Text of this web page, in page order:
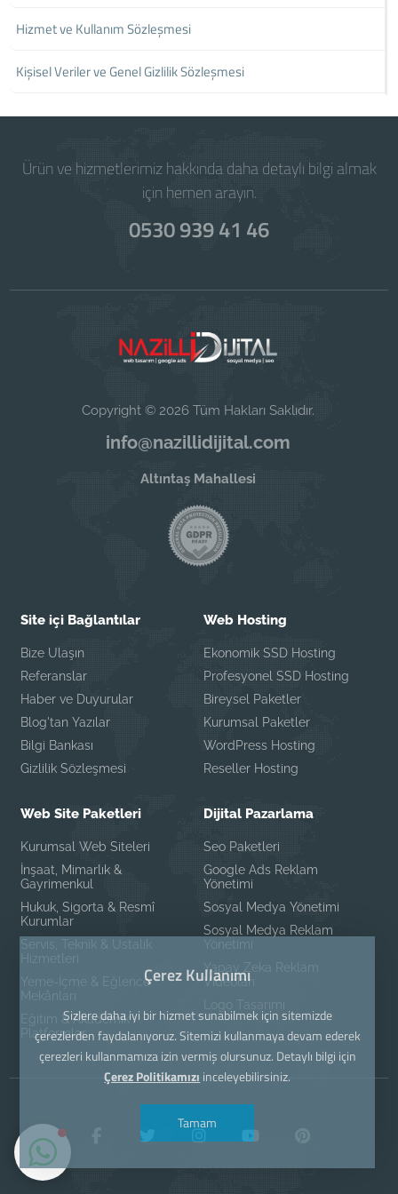
Hizmet ve Kullanım Sözleşmesi
Kişisel Veriler ve Genel Gizlilik Sözleşmesi
Ürün ve hizmetlerimiz hakkında daha detaylı bilgi almak
için hemen arayın.
0530 939 41 46
Copyright © 2026 Tüm Hakları Saklıdır.
info@nazillidijital.com
Altıntaş Mahallesi
Site içi Bağlantılar
Bize Ulaşın
Referanslar
Haber ve Duyurular
Blog'tan Yazılar
Bilgi Bankası
Gizlilik Sözleşmesi
Web Hosting
Ekonomik SSD Hosting
Profesyonel SSD Hosting
Bireysel Paketler
Kurumsal Paketler
WordPress Hosting
Reseller Hosting
Web Site Paketleri
Kurumsal Web Siteleri
İnşaat, Mimarlık &
Gayrimenkul
Hukuk, Sigorta & Resmî
Kurumlar
Servis, Teknik & Ustalık
Hizmetleri
Yeme-İçme & Eğlence
Mekânları
Eğitim & Akademik
Platformlar
Dijital Pazarlama
Seo Paketleri
Google Ads Reklam
Yönetimi
Sosyal Medya Yönetimi
Sosyal Medya Reklam
Yönetimi
Yapay Zeka Reklam
Videoları
Logo Tasarımı
Çerez Kullanımı
Sizlere daha iyi bir hizmet sunabilmek için sitemizde
çerezlerden faydalanıyoruz. Sitemizi kullanmaya devam ederek
çerezleri kullanmamıza izin vermiş olursunuz. Detaylı bilgi için
Çerez Politikamızı inceleyebilirsiniz.
Tamam